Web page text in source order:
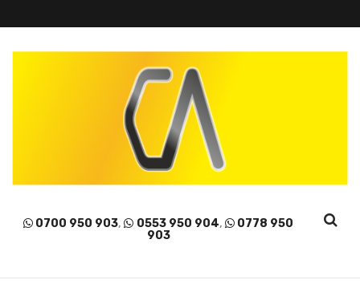
0700 950 903, 0553 950 904,
0778 950
903